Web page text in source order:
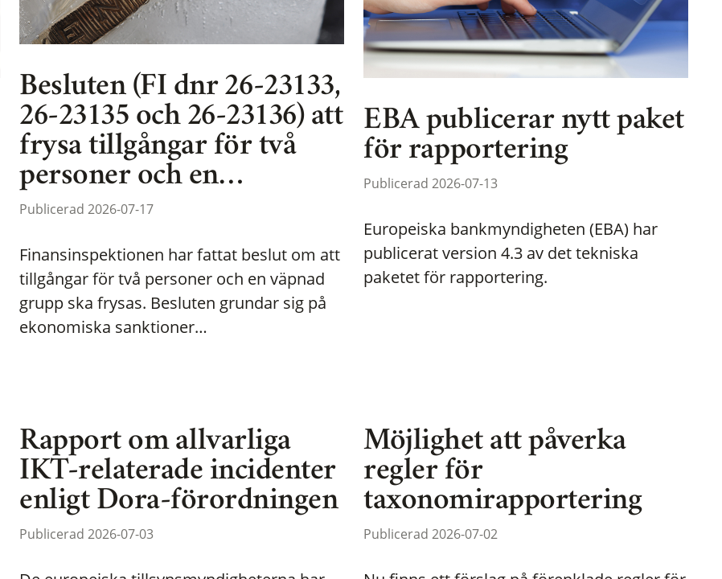
Besluten (FI dnr 26-23133,
26-23135 och 26-23136) att
frysa tillgångar för två
personer och en…
Publicerad 2026-07-17
Finansinspektionen har fattat beslut om att
tillgångar för två personer och en väpnad
grupp ska frysas. Besluten grundar sig på
ekonomiska sanktioner…
EBA publicerar nytt paket
för rapportering
Publicerad 2026-07-13
Europeiska bankmyndigheten (EBA) har
publicerat version 4.3 av det tekniska
paketet för rapportering.
Rapport om allvarliga
IKT-relaterade incidenter
enligt Dora-förordningen
Publicerad 2026-07-03
Möjlighet att påverka
regler för
taxonomirapportering
Publicerad 2026-07-02